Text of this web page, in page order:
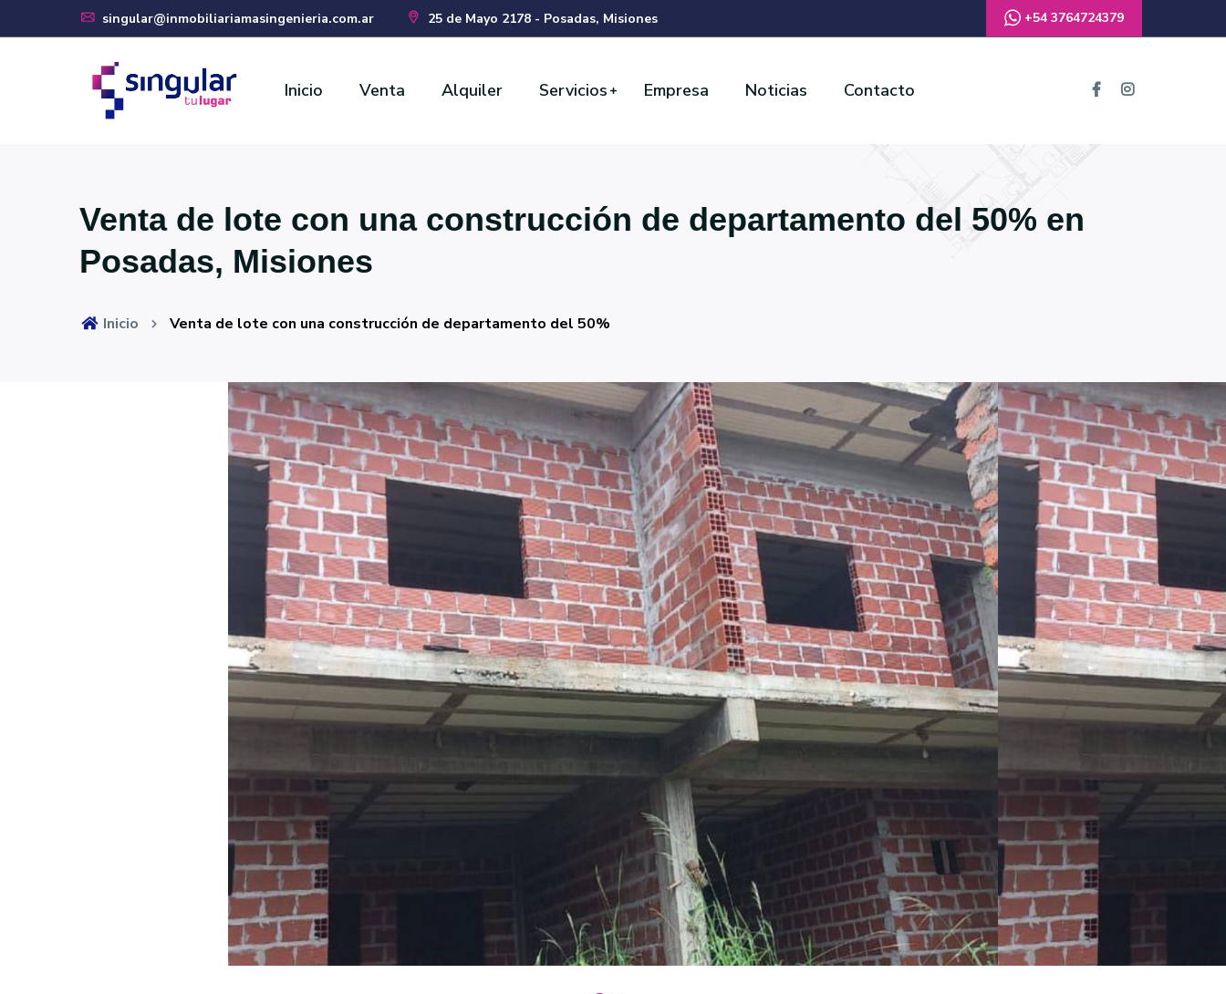
singular@inmobiliariamasingenieria.com.ar 25 de Mayo 2178 - Posadas, Misiones +54 3764724379
Inicio Venta Alquiler Servicios Empresa Noticias Contacto
Venta de lote con una construcción de departamento del 50% en
Posadas, Misiones
Inicio Venta de lote con una construcción de departamento del 50%